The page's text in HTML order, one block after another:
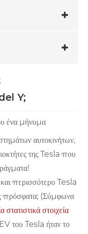
Y;
ένα μήνυμα
αυτοκινήτων,
της Tesla που
περισσότερο Tesla
πρόσφατα; (Σύμφωνα
στατιστικά στοιχεία
του Tesla ήταν το